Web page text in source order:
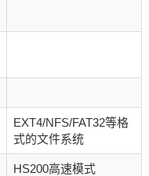
EXT4/NFS/FAT32等格
式的文件系统
HS200高速模式